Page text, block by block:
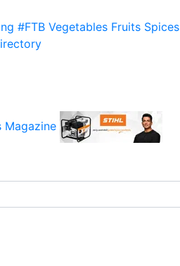
#FTB Vegetables Fruits Spices
Magazine